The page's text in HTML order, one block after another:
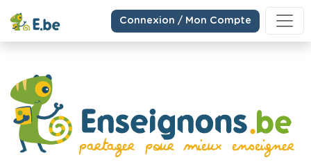
Connexion / Mon Compte